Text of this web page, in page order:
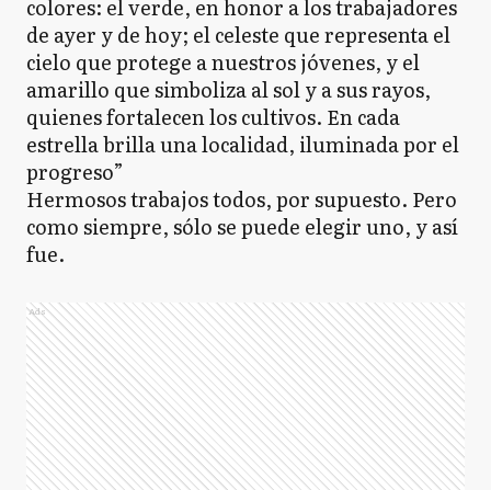
colores: el verde, en honor a los trabajadores
de ayer y de hoy; el celeste que representa el
cielo que protege a nuestros jóvenes, y el
amarillo que simboliza al sol y a sus rayos,
quienes fortalecen los cultivos. En cada
estrella brilla una localidad, iluminada por el
progreso”
Hermosos trabajos todos, por supuesto. Pero
como siempre, sólo se puede elegir uno, y así
fue.
Ads